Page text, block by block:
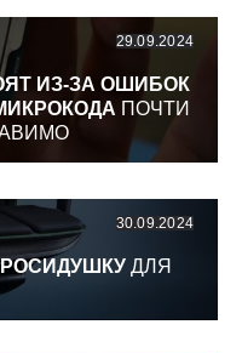
29.09.2024
ИЗ-ЗА ОШИБОК
ПОЧТИ
30.09.2024
ДЛЯ